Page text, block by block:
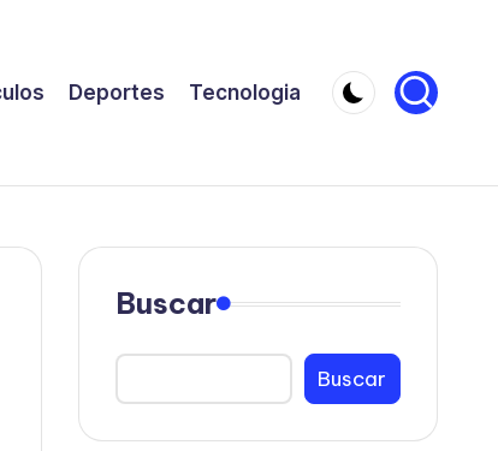
Deportes Tecnologia
Buscar
Buscar